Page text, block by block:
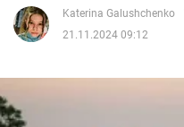
Życie
Katerina Galushchenko
21.11.2024 09:12